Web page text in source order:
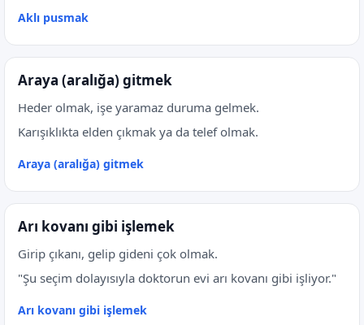
Aklı pusmak
Araya (aralığa) gitmek
Heder olmak, işe yaramaz duruma gelmek.
Karışıklıkta elden çıkmak ya da telef olmak.
Araya (aralığa) gitmek
Arı kovanı gibi işlemek
Girip çıkanı, gelip gideni çok olmak.
"Şu seçim dolayısıyla doktorun evi arı kovanı gibi işliyor."
Arı kovanı gibi işlemek